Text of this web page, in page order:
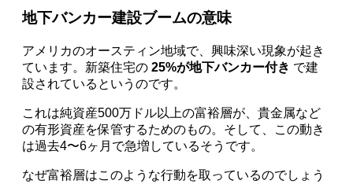
地下バンカー建設ブームの意味
アメリカのオースティン地域で、興味深い現象が起き
ています。新築住宅の25%が地下バンカー付き で建
設されているというのです。
これは純資産500万ドル以上の富裕層が、貴金属など
の有形資産を保管するためのもの。そして、この動き
は過去4〜6ヶ月で急増しているそうです。
なぜ富裕層はこのような行動を取っているのでしょう